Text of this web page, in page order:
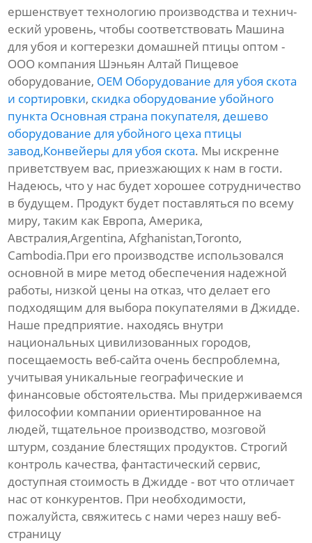
ершенствует технологию производства и технич-
еский уровень, чтобы соответствовать Машина
для убоя и когтерезки домашней птицы оптом -
ООО компания Шэньян Алтай Пищевое
оборудование, OEM Оборудование для убоя скота
и сортировки, скидка оборудование убойного
пункта Основная страна покупателя,дешево
оборудование для убойного цеха птицы
завод,Конвейеры для убоя скота. Мы искренне
приветствуем вас, приезжающих к нам в гости.
Надеюсь, что у нас будет хорошее сотрудничество
в будущем. Продукт будет поставляться по всему
миру, таким как Европа, Америка,
Австралия,Argentina, Afghanistan,Toronto,
Cambodia.При его производстве использовался
основной в мире метод обеспечения надежной
работы, низкой цены на отказ, что делает его
подходящим для выбора покупателями в Джидде.
Наше предприятие. находясь внутри
национальных цивилизованных городов,
посещаемость веб-сайта очень беспроблемна,
учитывая уникальные географические и
финансовые обстоятельства. Мы придерживаемся
философии компании ориентированное на
людей, тщательное производство, мозговой
штурм, создание блестящих продуктов. Строгий
контроль качества, фантастический сервис,
доступная стоимость в Джидде - вот что отличает
нас от конкурентов. При необходимости,
пожалуйста, свяжитесь с нами через нашу веб-
страницу